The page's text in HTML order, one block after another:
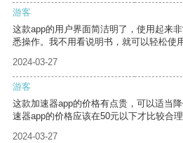
游客
这款app的用户界面简洁明了，使用起来
悉操作。我不用看说明书，就可以轻松使
2024-03-27
游客
这款加速器app的价格有点贵，可以适当
速器app的价格应该在50元以下才比较合理
2024-03-27